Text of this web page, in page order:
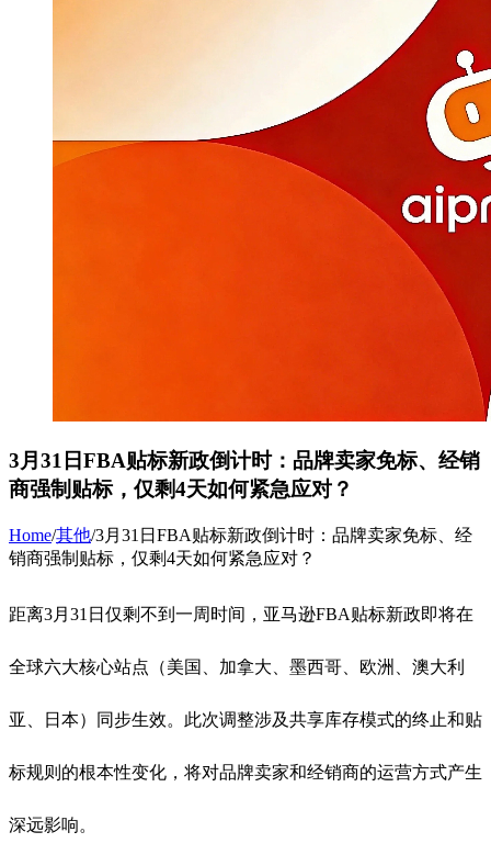
3月31日FBA贴标新政倒计时：品牌卖家免标、经销
商强制贴标，仅剩4天如何紧急应对？
Home/其他/3月31日FBA贴标新政倒计时：品牌卖家免标、经
销商强制贴标，仅剩4天如何紧急应对？
距离3月31日仅剩不到一周时间，亚马逊FBA贴标新政即将在
全球六大核心站点（美国、加拿大、墨西哥、欧洲、澳大利
亚、日本）同步生效。此次调整涉及共享库存模式的终止和贴
标规则的根本性变化，将对品牌卖家和经销商的运营方式产生
深远影响。